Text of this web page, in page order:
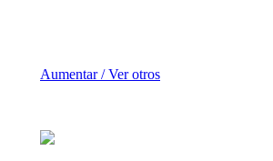
Aumentar / Ver otros